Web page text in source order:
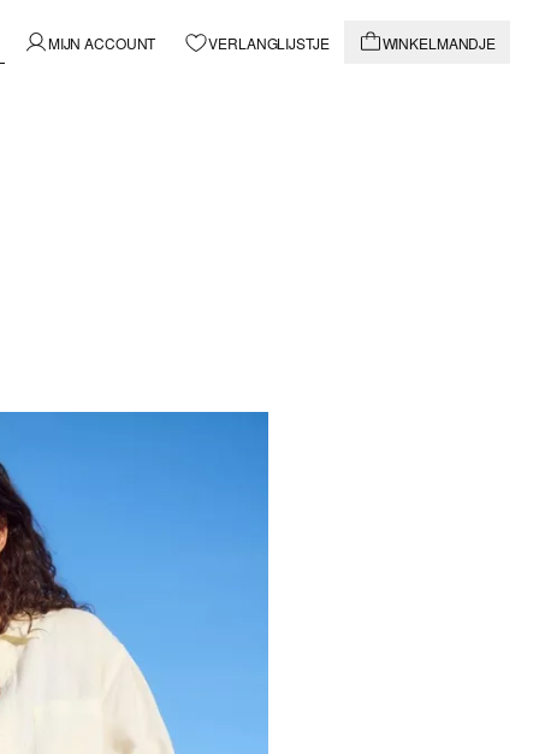
MIJN ACCOUNT VERLANGLIJSTJE WINKELMANDJE